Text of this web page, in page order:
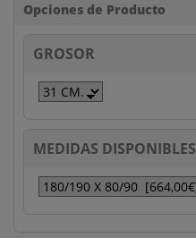
Opciones de Producto
GROSOR
MEDIDAS DISPONIBLES